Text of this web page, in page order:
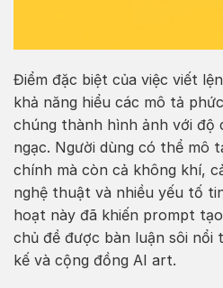
Điểm đặc biệt của việc viết
khả năng hiểu các mô tả
chúng thành hình ảnh với độ
ngạc. Người dùng có thể mô
chính mà còn cả không khí,
nghệ thuật và nhiều yếu tố
hoạt này đã khiến prompt
chủ đề được bàn luận sôi nổi
kế và cộng đồng AI art.